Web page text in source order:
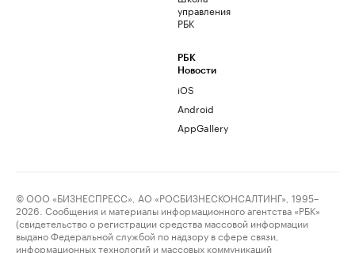
управления
РБК
РБК
Новости
iOS
Android
AppGallery
© ООО «БИЗНЕСПРЕСС», АО «РОСБИЗНЕСКОНСАЛТИНГ», 1995–
2026. Сообщения и материалы информационного агентства «РБК»
(свидетельство о регистрации средства массовой информации
выдано Федеральной службой по надзору в сфере связи,
информационных технологий и массовых коммуникаций